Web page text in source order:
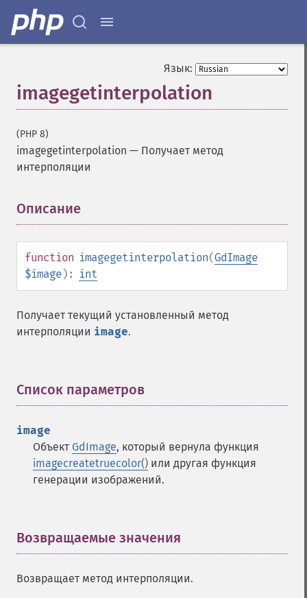
Язык:
imagegetinterpolation
(PHP 8)
imagegetinterpolation — Получает метод
интерполяции
Описание
function imagegetinterpolation(GdImage
$image): int
Получает текущий установленный метод
интерполяции image.
Список параметров
image
Объект GdImage, который вернула функция
imagecreatetruecolor() или другая функция
генерации изображений.
Возвращаемые значения
Возвращает метод интерполяции.